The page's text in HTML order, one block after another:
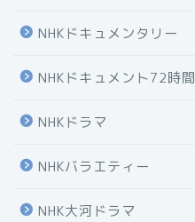
NHKドキュメンタリー
NHKドキュメント72時間
NHKドラマ
NHKバラエティー
NHK大河ドラマ